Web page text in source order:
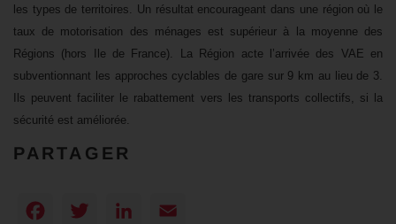
les types de territoires. Un résultat encourageant dans une région où le
taux de motorisation des ménages est supérieur à la moyenne des
Régions (hors Ile de France). La Région acte l’arrivée des VAE en
subventionnant les approches cyclables de gare sur 9 km au lieu de 3.
Ils peuvent faciliter le rabattement vers les transports collectifs, si la
sécurité est améliorée.
PARTAGER
Facebook
TwitterLinkedIn